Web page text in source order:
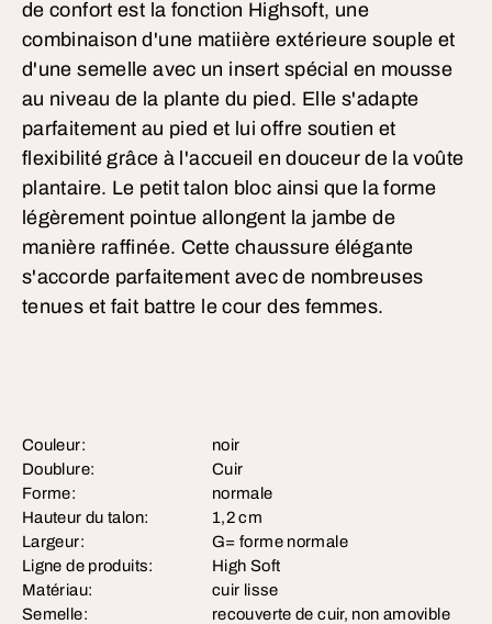
de confort est la fonction Highsoft, une
combinaison d'une matiière extérieure souple et
d'une semelle avec un insert spécial en mousse
au niveau de la plante du pied. Elle s'adapte
parfaitement au pied et lui offre soutien et
flexibilité grâce à l'accueil en douceur de la voûte
plantaire. Le petit talon bloc ainsi que la forme
légèrement pointue allongent la jambe de
manière raffinée. Cette chaussure élégante
s'accorde parfaitement avec de nombreuses
tenues et fait battre le cour des femmes.
Couleur:
noir
Doublure:
Cuir
Forme:
normale
Hauteur du talon:
1,2 cm
Largeur:
G= forme normale
Ligne de produits:
High Soft
Matériau:
cuir lisse
Semelle:
recouverte de cuir, non amovible